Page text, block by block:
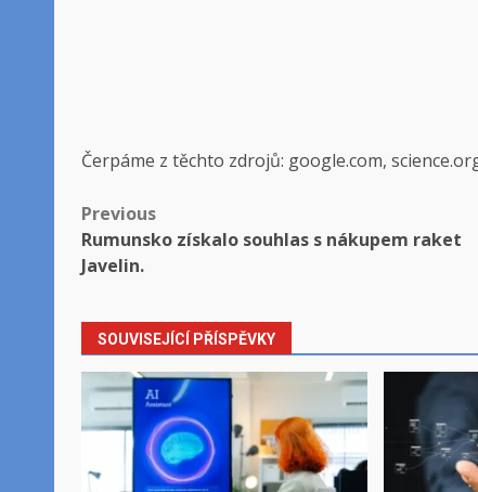
Čerpáme z těchto zdrojů: google.com,
Post
navigation
Previous
Rumunsko získalo souhlas s nákupem raket
Javelin.
SOUVISEJÍCÍ PŘÍSPĚVKY